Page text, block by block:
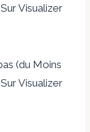
Visualizer
(du Moins
Visualizer